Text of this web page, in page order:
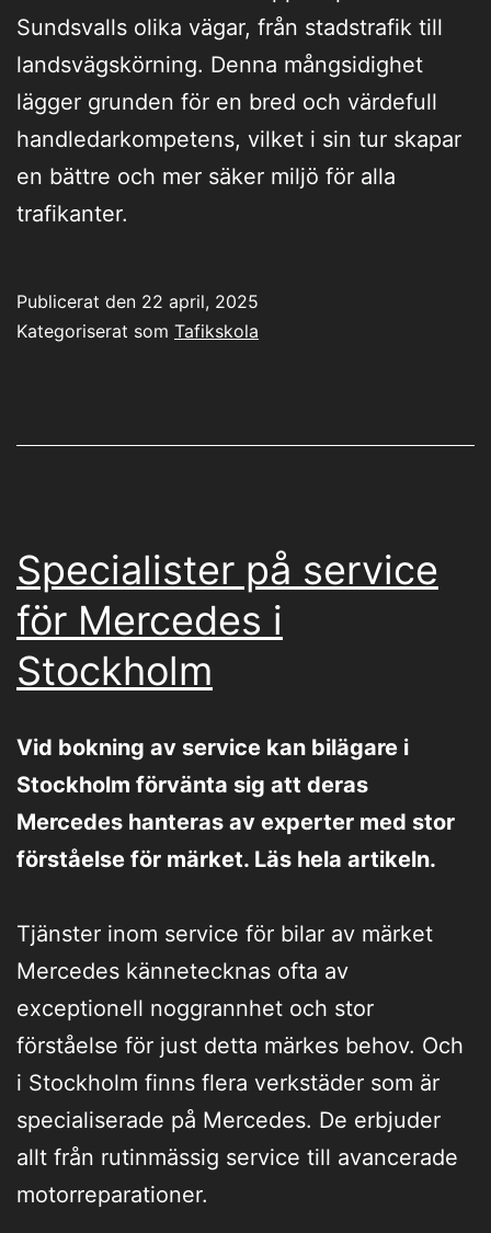
Sundsvalls olika vägar, från stadstrafik till
landsvägskörning. Denna mångsidighet
lägger grunden för en bred och värdefull
handledarkompetens, vilket i sin tur skapar
en bättre och mer säker miljö för alla
trafikanter.
Publicerat den 22 april, 2025
Kategoriserat som Tafikskola
Specialister på service
för Mercedes i
Stockholm
Vid bokning av service kan bilägare i
Stockholm förvänta sig att deras
Mercedes hanteras av experter med stor
förståelse för märket. Läs hela artikeln.
Tjänster inom service för bilar av märket
Mercedes kännetecknas ofta av
exceptionell noggrannhet och stor
förståelse för just detta märkes behov. Och
i Stockholm finns flera verkstäder som är
specialiserade på Mercedes. De erbjuder
allt från rutinmässig service till avancerade
motorreparationer.